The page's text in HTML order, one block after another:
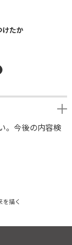
けたか
。今後の内容検
を描く